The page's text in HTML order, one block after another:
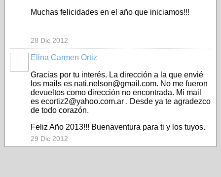
Muchas felicidades en el año que iniciamos!!!
28 Dic 2012
Elina Carmen Ortiz
Gracias por tu interés. La dirección a la que envié
los mails es nati.nelson@gmail.com. No me fueron
devueltos como dirección no encontrada. Mi mail
es ecortiz2@yahoo.com.ar . Desde ya te agradezco
de todo corazón.
Feliz Año 2013!!! Buenaventura para ti y los tuyos.
29 Dic 2012